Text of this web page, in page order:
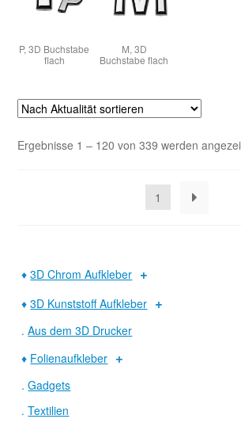
P, 3D Buchstabe
flach
M, 3D
Buchstabe flach
Ergebnisse 1 – 120 von 339 werden
1
♦3D Chrom Aufkleber
♦3D Kunststoff Aufkleber
.Aus dem 3D Drucker
♦ Folienaufkleber
.Gadgets
.Textilien